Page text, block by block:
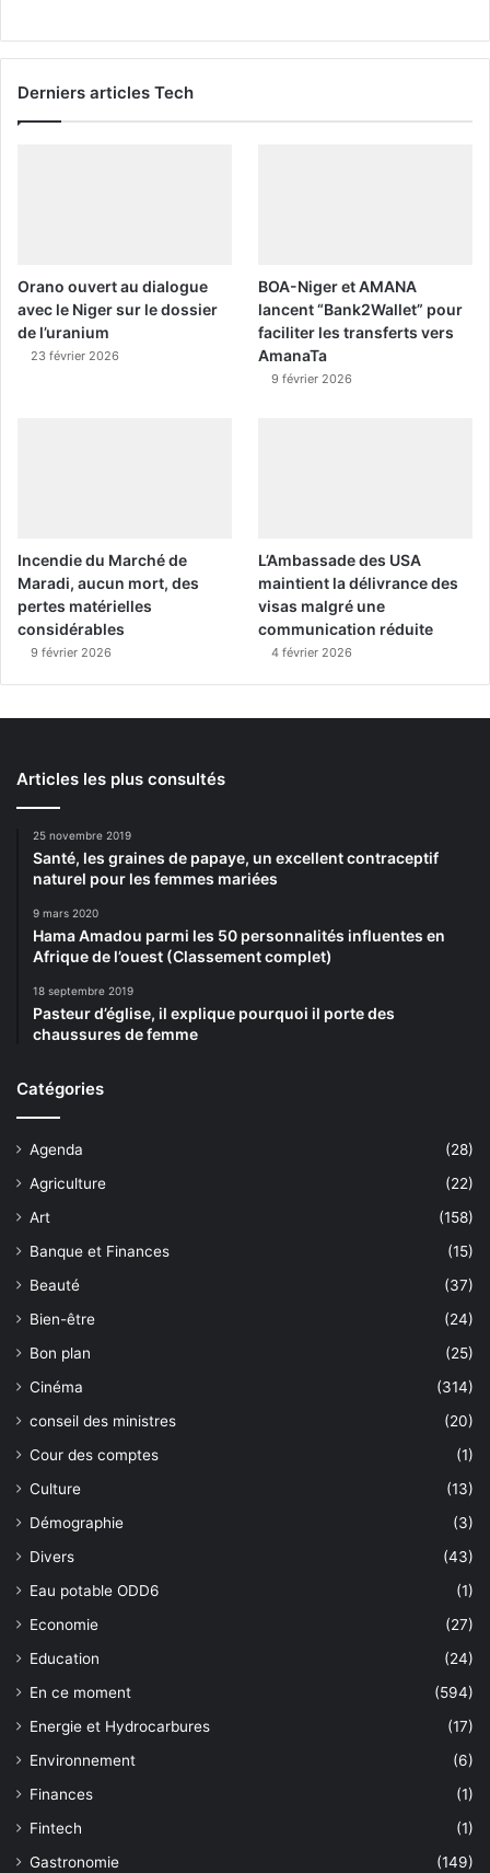
Derniers articles Tech
Orano ouvert au dialogue
avec le Niger sur le dossier
de l’uranium
23 février 2026
BOA-Niger et AMANA
lancent “Bank2Wallet” pour
faciliter les transferts vers
AmanaTa
9 février 2026
Incendie du Marché de
Maradi, aucun mort, des
pertes matérielles
considérables
9 février 2026
L’Ambassade des USA
maintient la délivrance des
visas malgré une
communication réduite
4 février 2026
Articles les plus consultés
25 novembre 2019
Santé, les graines de papaye, un excellent contraceptif
naturel pour les femmes mariées
9 mars 2020
Hama Amadou parmi les 50 personnalités influentes en
Afrique de l’ouest (Classement complet)
18 septembre 2019
Pasteur d’église, il explique pourquoi il porte des
chaussures de femme
Catégories
Agenda
(28)
Agriculture
(22)
Art
(158)
Banque et Finances
(15)
Beauté
(37)
Bien-être
(24)
Bon plan
(25)
Cinéma
(314)
conseil des ministres
(20)
Cour des comptes
(1)
Culture
(13)
Démographie
(3)
Divers
(43)
Eau potable ODD6
(1)
Economie
(27)
Education
(24)
En ce moment
(594)
Energie et Hydrocarbures
(17)
Environnement
(6)
Finances
(1)
Fintech
(1)
Gastronomie
(149)